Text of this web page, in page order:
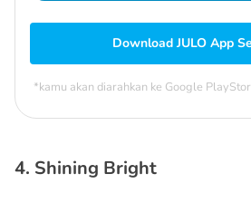
Download JULO App
*kamu akan diarahkan ke Google
4. Shining Bright